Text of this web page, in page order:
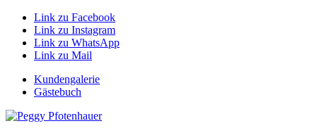
Link zu Facebook
Link zu Instagram
Link zu WhatsApp
Link zu Mail
Kundengalerie
Gästebuch